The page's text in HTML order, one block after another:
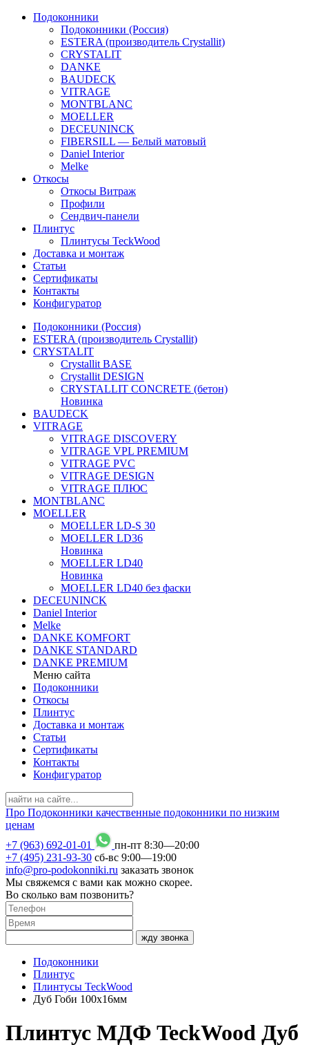
Подоконники
Подоконники (Россия)
ESTERA (производитель Crystallit)
CRYSTALIT
DANKE
BAUDECK
VITRAGE
MONTBLANC
MOELLER
DECEUNINCK
FIBERSILL — Белый матовый
Daniel Interior
Melke
Откосы
Откосы Витраж
Профили
Сендвич-панели
Плинтус
Плинтусы TeckWood
Доставка и монтаж
Статьи
Сертификаты
Контакты
Конфигуратор
Подоконники (Россия)
ESTERA (производитель Crystallit)
CRYSTALIT
Crystallit BASE
Crystallit DESIGN
CRYSTALLIT CONCRETE (бетон)
Новинка
BAUDECK
VITRAGE
VITRAGE DISCOVERY
VITRAGE VPL PREMIUM
VITRAGE PVC
VITRAGE DESIGN
VITRAGE ПЛЮС
MONTBLANC
MOELLER
MOELLER LD-S 30
MOELLER LD36
Новинка
MOELLER LD40
Новинка
MOELLER LD40 без фаски
DECEUNINCK
Daniel Interior
Melke
DANKE KOMFORT
DANKE STANDARD
DANKE PREMIUM
Меню сайта
Подоконники
Откосы
Плинтус
Доставка и монтаж
Статьи
Сертификаты
Контакты
Конфигуратор
Про Подоконники качественные подоконники по низким
ценам
+7 (963) 692-01-01
пн-пт 8:30—20:00
+7 (495) 231-93-30 сб-вс 9:00—19:00
info@pro-podokonniki.ru заказать звонок
Мы свяжемся с вами как можно скорее.
Во сколько вам позвонить?
жду звонка
Подоконники
Плинтус
Плинтусы TeckWood
Дуб Гоби 100х16мм
Плинтус МДФ TeckWood Дуб